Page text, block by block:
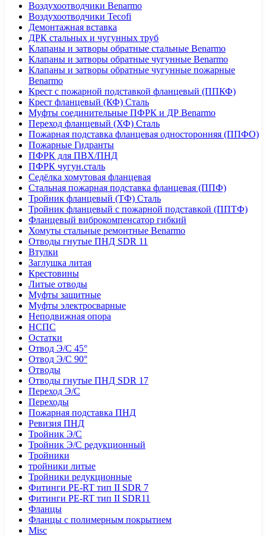
Воздухоотводчики Benarmo
Воздухоотводчики Tecofi
Демонтажная вставка
ДРК стальных и чугунных труб
Клапаны и затворы обратные стальные Benarmo
Клапаны и затворы обратные чугунные Benarmo
Клапаны и затворы обратные чугунные пожарные
Benarmo
Крест с пожарной подставкой фланцевый (ППКФ)
Крест фланцевый (КФ) Сталь
Муфты соединительные ПФРК и ДР Benarmo
Переход фланцевый (ХФ) Сталь
Пожарная подставка фланцевая односторонняя (ППФО)
Пожарные Гидранты
ПФРК для ПВХ/ПНД
ПФРК чугун.сталь
Седёлка хомутовая фланцевая
Стальная пожарная подставка фланцевая (ППФ)
Тройник фланцевый (ТФ) Сталь
Тройник фланцевый с пожарной подставкой (ППТФ)
Фланцевый виброкомпенсатор гибкий
Хомуты стальные ремонтные Benarmo
Отводы гнутые ПНД SDR 11
Втулки
Заглушка литая
Крестовины
Литые отводы
Муфты защитные
Муфты электросварные
Неподвижная опора
НСПС
Остатки
Отвод Э/С 45°
Отвод Э/С 90°
Отводы
Отводы гнутые ПНД SDR 17
Переход Э/С
Переходы
Пожарная подставка ПНД
Ревизия ПНД
Тройник Э/С
Тройник Э/С редукционный
Тройники
тройники литые
Тройники редукционные
Фитинги PE-RT тип II SDR 7
Фитинги PE-RT тип II SDR11
Фланцы
Фланцы с полимерным покрытием
Misc